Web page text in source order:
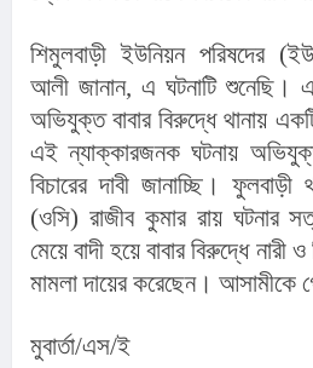
শিমুলবাড়ী ইউনিয়ন পরিষদের
আলী জানান, এ ঘটনাটি শুনেছি। এ
অভিযুক্ত বাবার বিরুদ্ধে থানায়
এই ন্যাক্কারজনক ঘটনায়
বিচারের দাবী জানাচ্ছি। ফুলবাড়ী
(ওসি) রাজীব কুমার রায় ঘটনার
মেয়ে বাদী হয়ে বাবার বিরুদ্ধে নারী
মামলা দায়ের করেছেন। আসামীকে
মুবার্তা/এস/ই